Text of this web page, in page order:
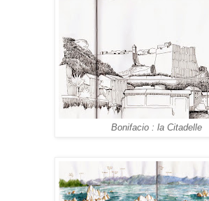
Bonifacio : la Citadelle